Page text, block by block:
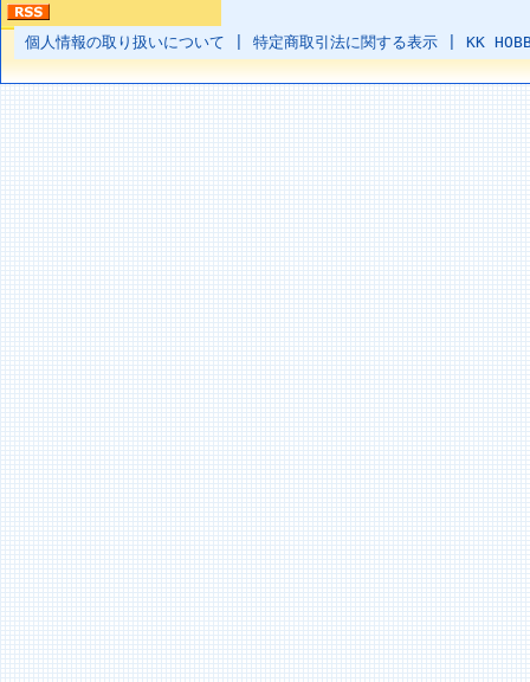
個人情報の取り扱いについて 特定商取引法に関する表示 KK